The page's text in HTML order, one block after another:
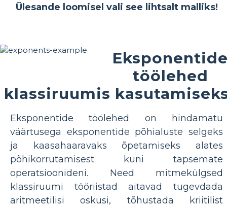
Ülesande loomisel vali see lihtsalt malliks!
töölehed
klassiruumis
Eksponentide töölehed on hindamatu
väärtusega eksponentide põhialuste selgeks
ja kaasahaaravaks õpetamiseks alates
põhikorrutamisest kuni täpsemate
operatsioonideni. Need mitmekülgsed
klassiruumi tööriistad aitavad tugevdada
aritmeetilisi oskusi, tõhustada kriitilist